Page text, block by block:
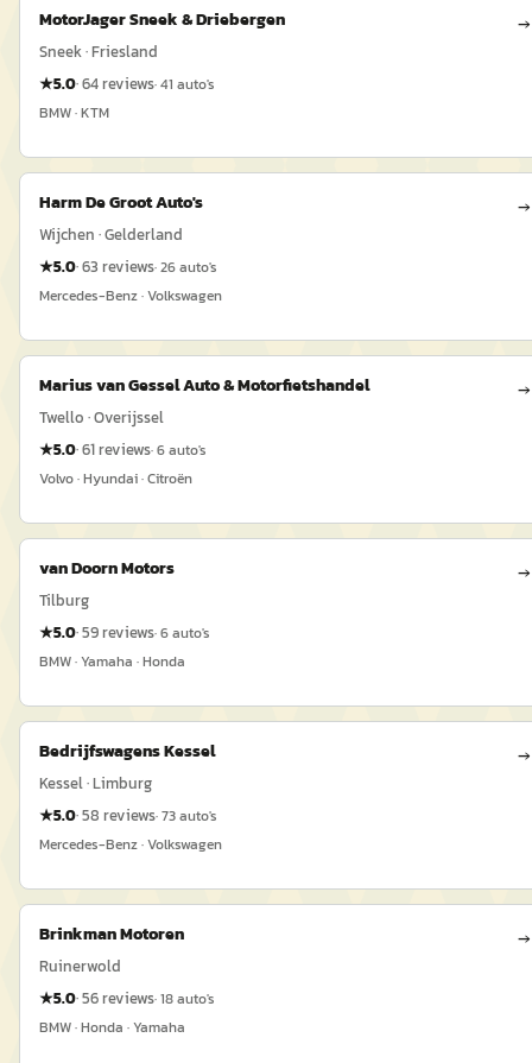
MotorJager Sneek & Driebergen →
Sneek · Friesland
★5.0·64reviews·41 auto's
BMW · KTM
Harm De Groot Auto's →
Wijchen · Gelderland
★5.0·63 reviews·26auto's
Mercedes-Benz · Volkswagen
Marius van Gessel Auto & Motorfietshandel →
Twello · Overijssel
★5.0·61reviews·6auto's
Volvo · Hyundai · Citroën
van Doorn Motors →
Tilburg
★5.0·59reviews·6auto's
BMW · Yamaha · Honda
Bedrijfswagens Kessel →
Kessel · Limburg
★5.0·58 reviews·73auto's
Mercedes-Benz · Volkswagen
Brinkman Motoren →
Ruinerwold
★5.0·56reviews·18auto's
BMW · Honda · Yamaha